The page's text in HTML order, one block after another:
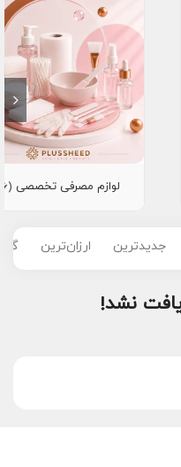
لوازم مصرفی تخصصی (16)
جدیدترین ارزان‌ترین
نشد!